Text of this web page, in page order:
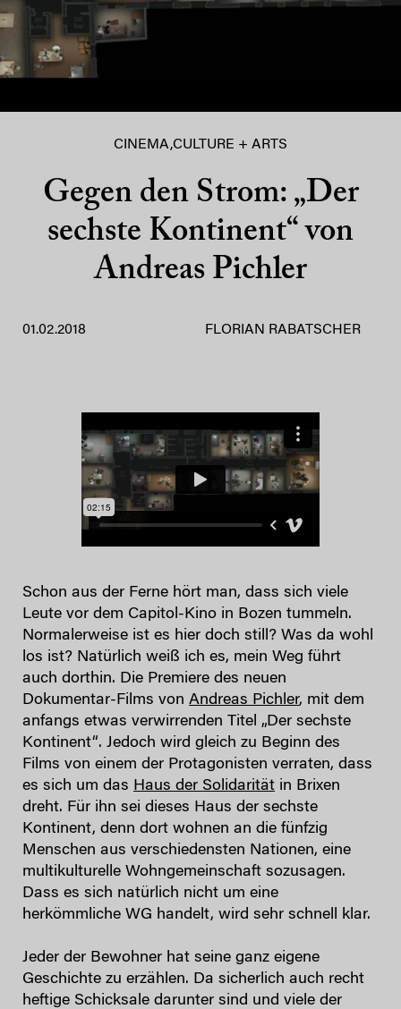
CINEMA,CULTURE + ARTS
Gegen den Strom: „Der
sechste Kontinent“ von
Andreas Pichler
01.02.2018 FLORIAN RABATSCHER
Schon aus der Ferne hört man, dass sich viele
Leute vor dem Capitol-Kino in Bozen tummeln.
Normalerweise ist es hier doch still? Was da wohl
los ist? Natürlich weiß ich es, mein Weg führt
auch dorthin. Die Premiere des neuen
Dokumentar-Films von Andreas Pichler, mit dem
anfangs etwas verwirrenden Titel „Der sechste
Kontinent“. Jedoch wird gleich zu Beginn des
Films von einem der Protagonisten verraten, dass
es sich um das Haus der Solidarität in Brixen
dreht. Für ihn sei dieses Haus der sechste
Kontinent, denn dort wohnen an die fünfzig
Menschen aus verschiedensten Nationen, eine
multikulturelle Wohngemeinschaft sozusagen.
Dass es sich natürlich nicht um eine
herkömmliche WG handelt, wird sehr schnell klar.
Jeder der Bewohner hat seine ganz eigene
Geschichte zu erzählen. Da sicherlich auch recht
heftige Schicksale darunter sind und viele der